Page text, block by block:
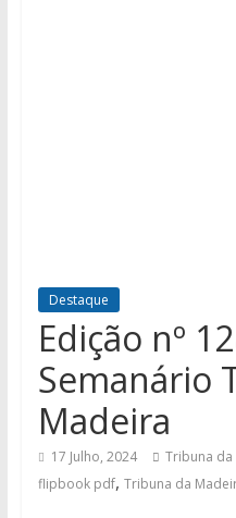
Destaque
Edição nº
Semanário
Madeira
17 Julho, 2024 Tribuna da
flipbook pdf, Tribuna da